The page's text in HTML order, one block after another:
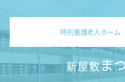
特別養護老人ホーム
新屋敷ま